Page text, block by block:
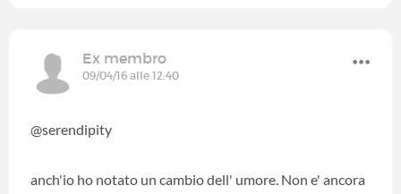
Ex membro
09/04/16 alle 12:40
@serendipity
anch'io ho notato un cambio dell' umore. Non e' ancora